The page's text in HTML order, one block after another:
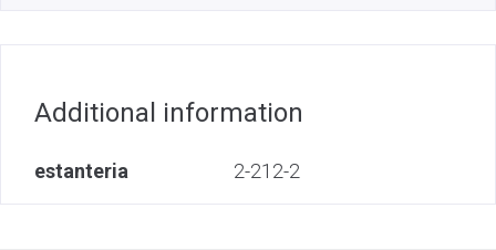
Additional information
estanteria 2-212-2